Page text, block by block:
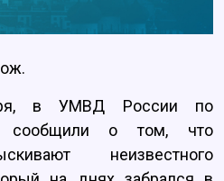
в УМВД России по
сообщили о том, что
неизвестного